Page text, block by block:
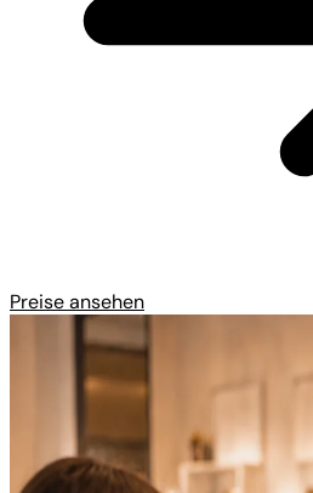
Preise ansehen